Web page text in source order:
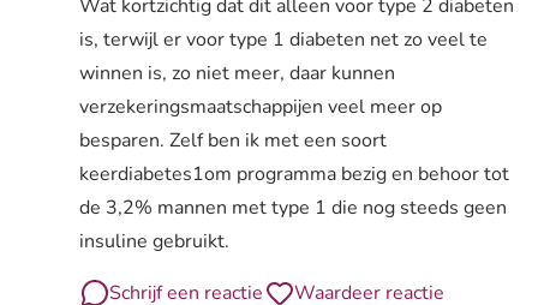
Wat kortzichtig dat dit alleen voor type 2 diabeten
is, terwijl er voor type 1 diabeten net zo veel te
winnen is, zo niet meer, daar kunnen
verzekeringsmaatschappijen veel meer op
besparen. Zelf ben ik met een soort
keerdiabetes1om programma bezig en behoor tot
de 3,2% mannen met type 1 die nog steeds geen
insuline gebruikt.
Schrijf een reactie
Waardeer reactie